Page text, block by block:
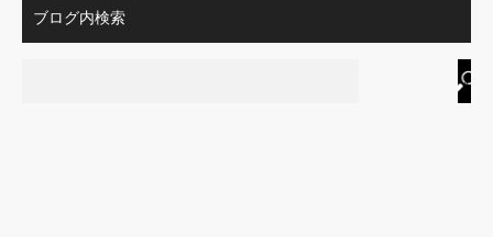
ブログ内検索